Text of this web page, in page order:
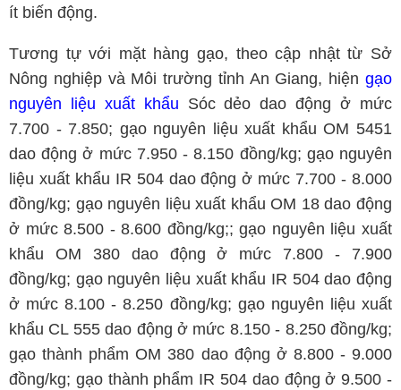
ít biến động.
Tương tự với mặt hàng gạo, theo cập nhật từ Sở
Nông nghiệp và Môi trường tỉnh An Giang, hiện gạo
nguyên liệu xuất khẩu Sóc dẻo dao động ở mức
7.700 - 7.850; gạo nguyên liệu xuất khẩu OM 5451
dao động ở mức 7.950 - 8.150 đồng/kg; gạo nguyên
liệu xuất khẩu IR 504 dao động ở mức 7.700 - 8.000
đồng/kg; gạo nguyên liệu xuất khẩu OM 18 dao động
ở mức 8.500 - 8.600 đồng/kg;; gạo nguyên liệu xuất
khẩu OM 380 dao động ở mức 7.800 - 7.900
đồng/kg; gạo nguyên liệu xuất khẩu IR 504 dao động
ở mức 8.100 - 8.250 đồng/kg; gạo nguyên liệu xuất
khẩu CL 555 dao động ở mức 8.150 - 8.250 đồng/kg;
gạo thành phẩm OM 380 dao động ở 8.800 - 9.000
đồng/kg; gạo thành phẩm IR 504 dao động ở 9.500 -